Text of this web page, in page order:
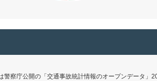
警察庁公開の「交通事故統計情報のオープンデータ」